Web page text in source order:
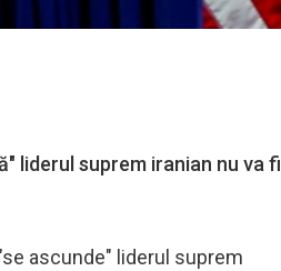
liderul suprem iranian nu va fi
ascunde" liderul suprem